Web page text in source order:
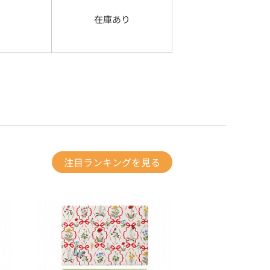
在庫あり
注目ランキングを見る